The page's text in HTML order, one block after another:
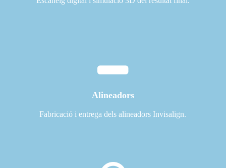
Alineadors
Fabricació i entrega dels alineadors Invisalign.